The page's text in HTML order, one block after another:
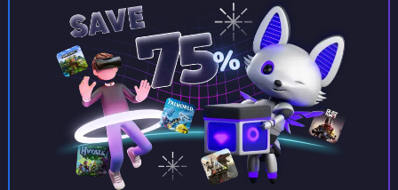
Soutien exclusif
Un gestionnaire de personnel doté d'une
grande expérience s'occupera de votre